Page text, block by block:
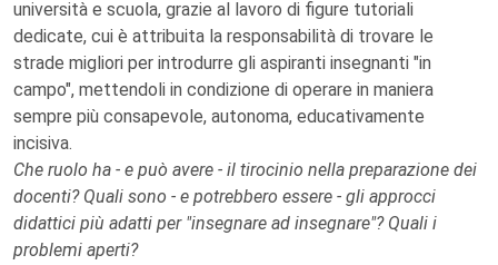
università e scuola, grazie al lavoro di figure tutoriali
dedicate, cui è attribuita la responsabilità di trovare le
strade migliori per introdurre gli aspiranti insegnanti "in
campo", mettendoli in condizione di operare in maniera
sempre più consapevole, autonoma, educativamente
incisiva.
Che ruolo ha - e può avere - il tirocinio nella preparazione dei
docenti? Quali sono - e potrebbero essere - gli approcci
didattici più adatti per "insegnare ad insegnare"? Quali i
problemi aperti?